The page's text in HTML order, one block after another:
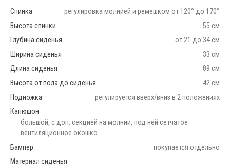
Спинка
регулировка молнией и ремешком от 120° до 170°
Высота спинки
55 см
Глубина сиденья
от 21 до 34 см
Ширина сиденья
33 см
Длина сиденья
89 см
Высота от пола до сиденья
42 см
Подножка
регулируется вверх/вниз в 2 положениях
Капюшон
большой, с доп. секцией на молнии, под ней сетчатое
вентиляционное окошко
Бампер
покупается отдельно
Материал сиденья